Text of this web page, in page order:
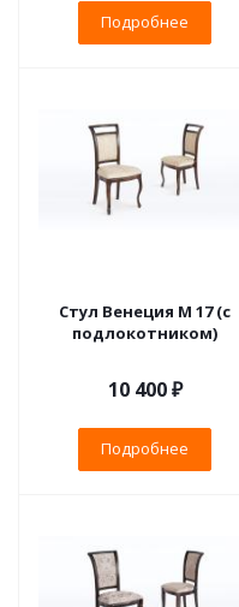
Подробнее
Стул Венеция М 17 (с
подлокотником)
10 400 ₽
Подробнее